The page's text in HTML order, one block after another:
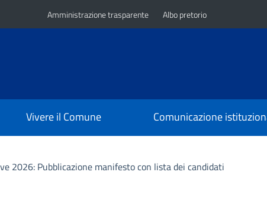
Amministrazione trasparente Albo pretorio
Vivere il Comune Comunicazione
2026: Pubblicazione manifesto con lista dei candidati